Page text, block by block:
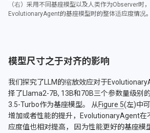
（右）采用不同基座模型以及人类作为Observer时
EvolutionaryAgent的基座模型时的整体适应度情况。
模型尺寸之于对齐的影响
我们探究了LLM的缩放效应对于
择了Llama2-7B, 13B和70B三个参数量级别
3.5-Turbo作为基座模型。 从 Figure 5(左)中
增加或者性能的提升，EvolutionaryAgent
应度值也相对提高， 因为性能更好的基座模